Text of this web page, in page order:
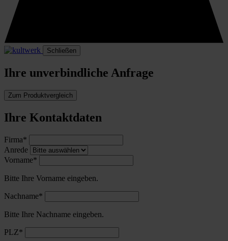
Schließen
Ihre unverbindliche Anfrage
Zum Produktvergleich
Ihre Kontaktdaten
Firma*
Anrede
Vorname*
Bitte Ihre Vorname eingeben.
Nachname*
Bitte Ihre Nachname eingeben.
PLZ*